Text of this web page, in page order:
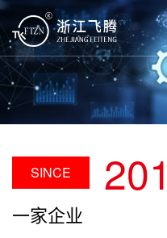
SINCE
一家企业